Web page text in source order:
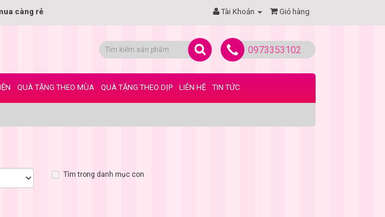
càng rẻ Tài Khoản Giỏ hàng
0973353102
QUÀ TẶNG THEO MÙA QUÀ TẶNG THEO DỊP LIÊN HỆ TIN TỨC
Tìm trong danh mục con